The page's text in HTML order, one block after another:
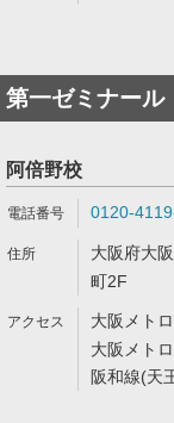
第一ゼミナール
阿倍野校
0120-
大阪府大
町2F
大阪メト
大阪メト
阪和線(天